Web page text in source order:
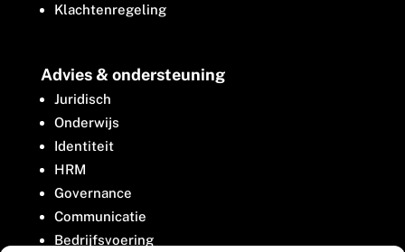
Klachtenregeling
Advies & ondersteuning
Juridisch
Onderwijs
Identiteit
HRM
Governance
Communicatie
Bedrijfsvoering